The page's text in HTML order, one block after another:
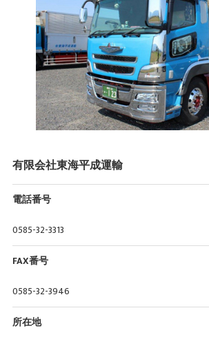
有限会社東海平成運輸
電話番号
0585-32-3313
FAX番号
0585-32-3946
所在地